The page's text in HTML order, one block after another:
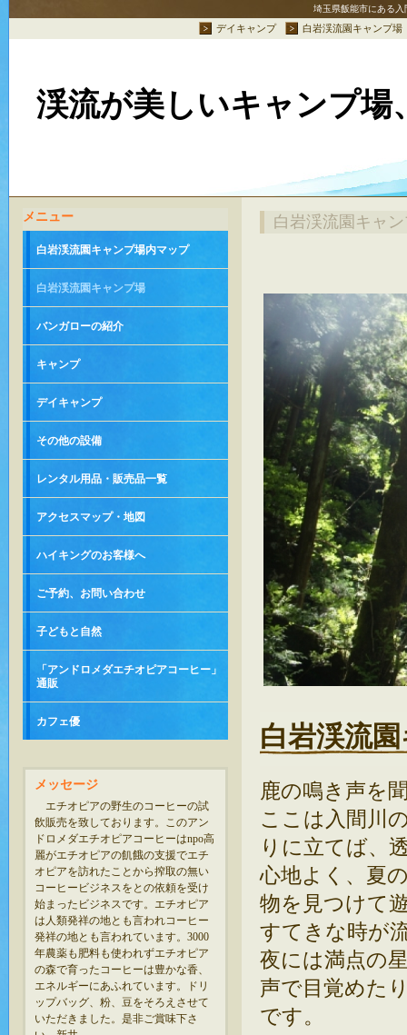
埼玉県飯能市にある
デイキャンプ 白岩渓流園キャンプ場
渓流が美しいキャンプ場
メニュー
白岩渓流園キャンプ場内マップ
白岩渓流園キャンプ場
バンガローの紹介
キャンプ
デイキャンプ
その他の設備
レンタル用品・販売品一覧
アクセスマップ・地図
ハイキングのお客様へ
ご予約、お問い合わせ
子どもと自然
「アンドロメダエチオピアコーヒー」
通販
カフェ優
メッセージ
エチオピアの野生のコーヒーの試
飲販売を致しております。このアン
ドロメダエチオピアコーヒーはnpo高
麗がエチオピアの飢餓の支援でエチ
オピアを訪れたことから搾取の無い
コーヒービジネスをとの依頼を受け
始まったビジネスです。エチオピア
は人類発祥の地とも言われコーヒー
発祥の地とも言われています。3000
年農薬も肥料も使われずエチオピア
の森で育ったコーヒーは豊かな香、
エネルギーにあふれています。ドリ
ップバッグ、粉、豆をそろえさせて
いただきました。是非ご賞味下さ
白岩渓流園キャ
白岩渓流
鹿の鳴き声を
ここは入間川
りに立てば、
心地よく、夏
物を見つけて
すてきな時が
夜には満点の
声で目覚めた
です。